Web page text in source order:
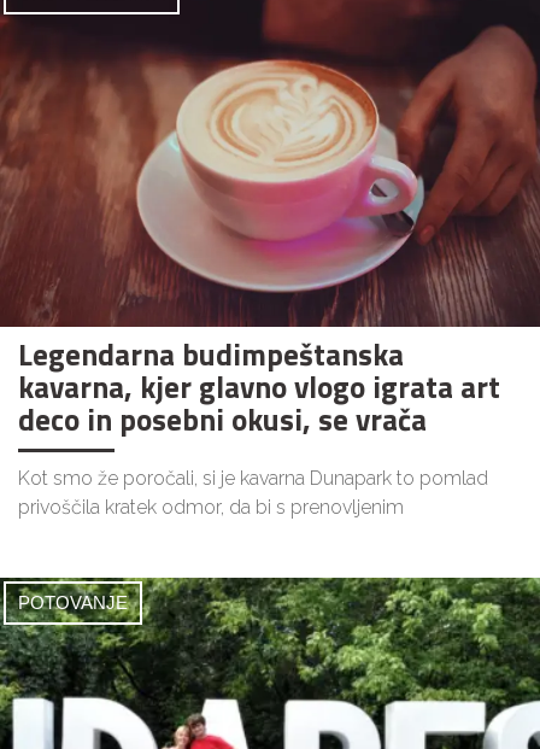
Legendarna budimpeštanska
kavarna, kjer glavno vlogo igrata art
deco in posebni okusi, se vrača
Kot smo že poročali, si je kavarna Dunapark to pomlad
privoščila kratek odmor, da bi s prenovljenim
POTOVANJE